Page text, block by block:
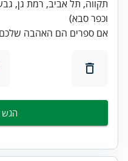
תקווה, תל אביב, רמת גן,
וכפר סבא)
אם ספרים הם האהבה
הגש